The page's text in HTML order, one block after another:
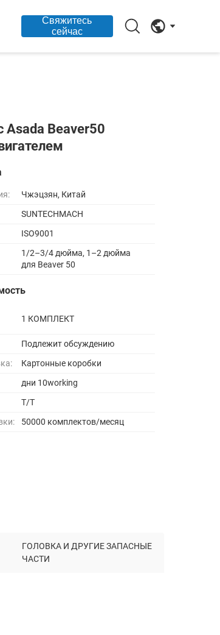
Свяжитесь
сейчас
Beaver50
Чжэцзян, Китай
SUNTECHMACH
ISO9001
1/2–3/4 дюйма, 1–2 дюйма
для Beaver 50
1 КОМПЛЕКТ
Подлежит обсуждению
Картонные коробки
дни 10working
Т/Т
50000 комплектов/месяц
ГОЛОВКА И ДРУГИЕ ЗАПАСНЫЕ
ЧАСТИ